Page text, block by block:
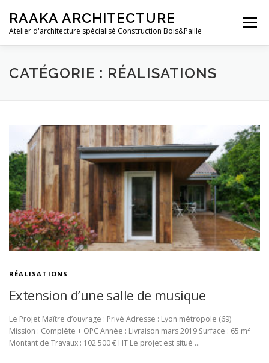
RAAKA ARCHITECTURE
Atelier d'architecture spécialisé Construction Bois&Paille
Menu
ACCUEIL QUI SOMMES-NOUS ? RÉALISATIONS
CATÉGORIE : RÉALISATIONS
RÉALISATIONS
Extension d’une salle de musique
Le Projet Maître d’ouvrage : Privé Adresse : Lyon métropole (69)
Mission : Complète + OPC Année : Livraison mars 2019 Surface : 65 m²
Montant de Travaux : 102 500 € HT Le projet est situé …